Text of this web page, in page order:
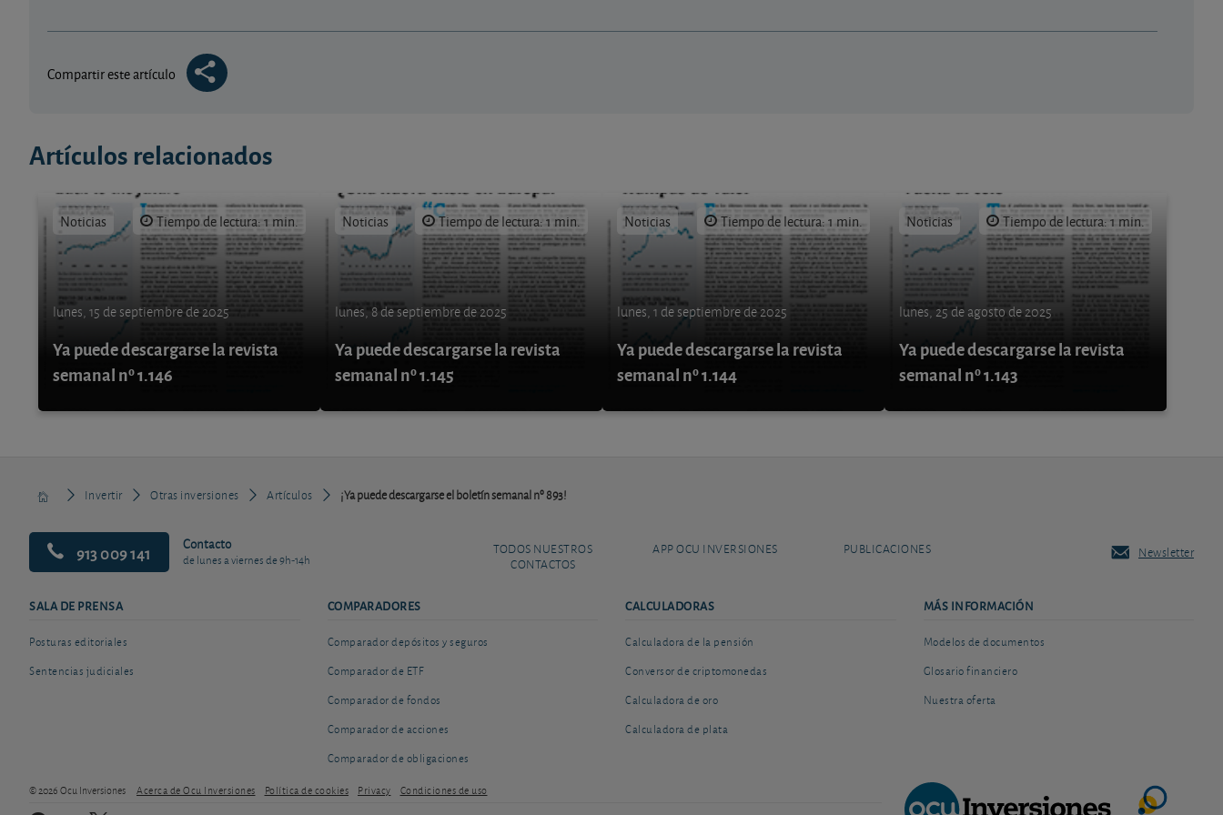
Compartir este artículo
Artículos relacionados
Noticias Tiempo de lectura: 1 min.
lunes, 15 de septiembre de 2025
Ya puede descargarse la revista
semanal nº 1.146
Noticias Tiempo de lectura: 1 min.
lunes, 8 de septiembre de 2025
Ya puede descargarse la revista
semanal nº 1.145
Noticias Tiempo de lectura: 1 min.
lunes, 1 de septiembre de 2025
Ya puede descargarse la revista
semanal nº 1.144
Noticias Tiempo de lectura: 1 min.
lunes, 25 de agosto de 2025
Ya puede descargarse la revista
semanal nº 1.143
Invertir Otras inversiones Artículos ¡Ya puede descargarse el boletín semanal nº 893!
913 009 141 Contacto
de lunes a viernes de 9h-14h
TODOS NUESTROS
CONTACTOS
APP OCU INVERSIONES PUBLICACIONES Newsletter
SALA DE PRENSA
Posturas editoriales
Sentencias judiciales
COMPARADORES
Comparador depósitos y seguros
Comparador de ETF
Comparador de fondos
Comparador de acciones
Comparador de obligaciones
CALCULADORAS
Calculadora de la pensión
Conversor de criptomonedas
Calculadora de oro
Calculadora de plata
MÁS INFORMACIÓN
Modelos de documentos
Glosario financiero
Nuestra oferta
© 2026 Ocu Inversiones Acerca de Ocu Inversiones Política de cookies Privacy Condiciones de uso